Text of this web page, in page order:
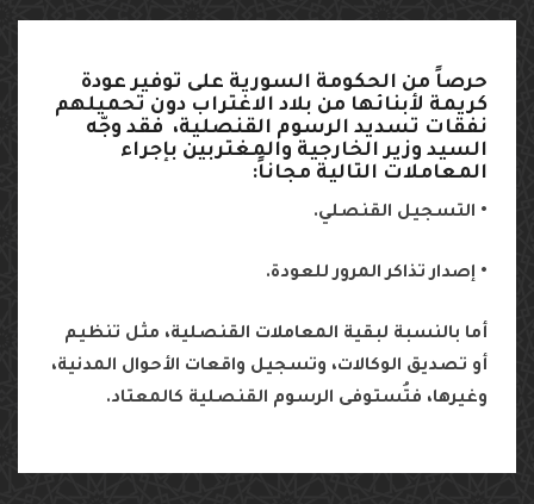
حرصاً من الحكومة السورية على توفير عودة
كريمة لأبنائها من بلاد الاغتراب دون تحميلهم
نفقات تسديد الرسوم القنصلية، فقد وجّه
السيد وزير الخارجية والمغتربين بإجراء
المعاملات التالية مجاناً:
• التسجيل القنصلي.
• إصدار تذاكر المرور للعودة.
أما بالنسبة لبقية المعاملات القنصلية، مثل تنظيم
أو تصديق الوكالات، وتسجيل واقعات الأحوال المدنية،
وغيرها، فتُستوفى الرسوم القنصلية كالمعتاد.